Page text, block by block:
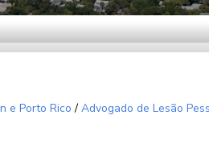
e Porto Rico / Advogado de Lesão